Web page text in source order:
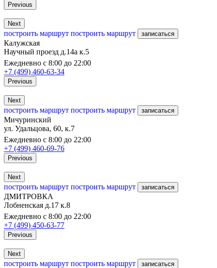
Previous
Next
построить маршрут построить маршрут записаться
Калужская
Научный проезд д.14а к.5
Ежедневно с 8:00 до 22:00
+7 (499) 460-63-34
Previous
Next
построить маршрут построить маршрут записаться
Мичуринский
ул. Удальцова, 60, к.7
Ежедневно с 8:00 до 22:00
+7 (499) 460-69-76
Previous
Next
построить маршрут построить маршрут записаться
ДМИТРОВКА
Лобненская д.17 к.8
Ежедневно с 8:00 до 22:00
+7 (499) 450-63-77
Previous
Next
построить маршрут построить маршрут записаться